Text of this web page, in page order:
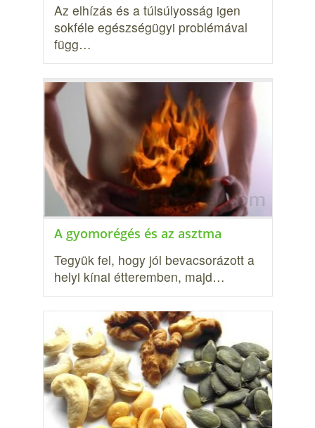
Az elhízás és a túlsúlyosság igen
sokféle egészségügyi problémával
függ…
A gyomorégés és az asztma
Tegyük fel, hogy jól bevacsorázott a
helyi kínai étteremben, majd…